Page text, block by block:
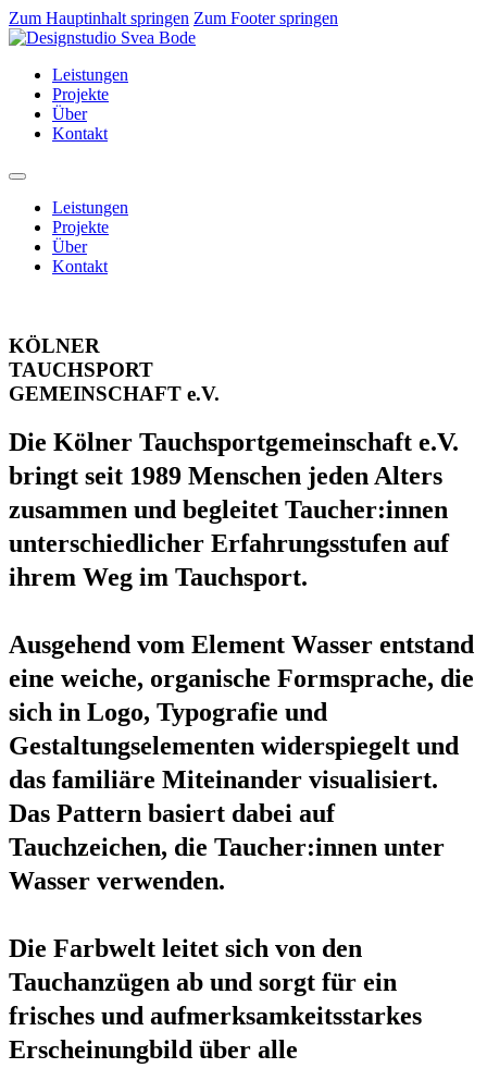
Zum Hauptinhalt springen Zum Footer springen
Leistungen
Projekte
Über
Kontakt
Leistungen
Projekte
Über
Kontakt
KÖLNER
TAUCHSPORT
GEMEINSCHAFT e.V.
Die Kölner Tauchsportgemeinschaft e.V.
bringt seit 1989 Menschen jeden Alters
zusammen und begleitet Taucher:innen
unterschiedlicher Erfahrungsstufen auf
ihrem Weg im Tauchsport.
Ausgehend vom Element Wasser entstand
eine weiche, organische Formsprache, die
sich in Logo, Typografie und
Gestaltungselementen widerspiegelt und
das familiäre Miteinander visualisiert.
Das Pattern basiert dabei auf
Tauchzeichen, die Taucher:innen unter
Wasser verwenden.
Die Farbwelt leitet sich von den
Tauchanzügen ab und sorgt für ein
frisches und aufmerksamkeitsstarkes
Erscheinungbild über alle